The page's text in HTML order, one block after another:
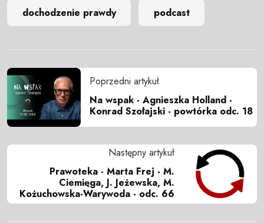
dochodzenie prawdy podcast
Poprzedni artykuł
Na wspak - Agnieszka Holland -
Konrad Szołajski - powtórka odc. 18
Następny artykuł
Prawoteka - Marta Frej - M.
Ciemięga, J. Jeżewska, M.
Kożuchowska-Warywoda - odc. 66